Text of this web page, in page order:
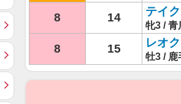
8 14 テイ
牝3 / 青
8 15 レオ
牡3 / 鹿